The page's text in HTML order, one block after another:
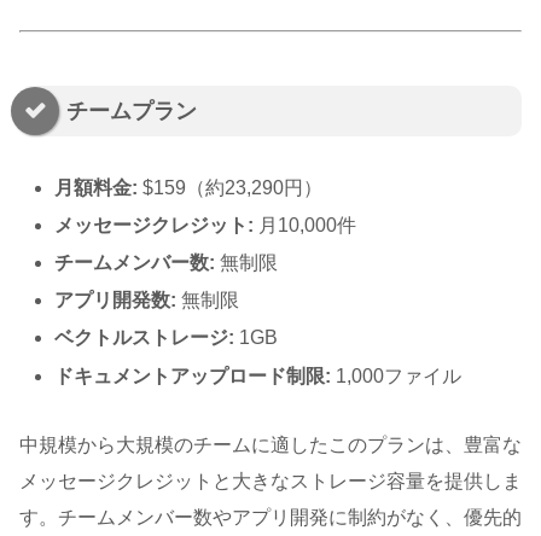
チームプラン
月額料金: $159（約23,290円）
メッセージクレジット: 月10,000件
チームメンバー数: 無制限
アプリ開発数: 無制限
ベクトルストレージ: 1GB
ドキュメントアップロード制限: 1,000ファイル
中規模から大規模のチームに適したこのプランは、豊富な
メッセージクレジットと大きなストレージ容量を提供しま
す。チームメンバー数やアプリ開発に制約がなく、優先的